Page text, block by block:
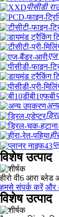
पीसीडी
एज
विशेष उत्पाद
हीरो वी6 आरा
हमसे संपर्क करें और
विशेष उत्पाद